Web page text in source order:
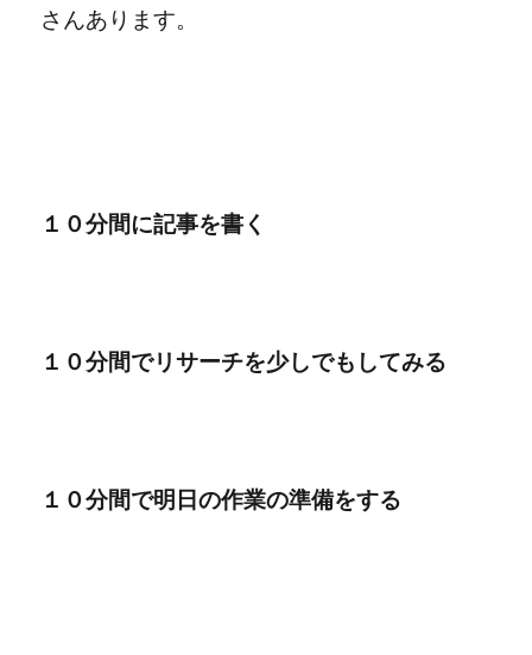
さんあります。
１０分間に記事を書く
１０分間でリサーチを少しでもしてみる
１０分間で明日の作業の準備をする